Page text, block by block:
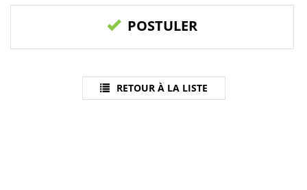
POSTULER
RETOUR À LA LISTE